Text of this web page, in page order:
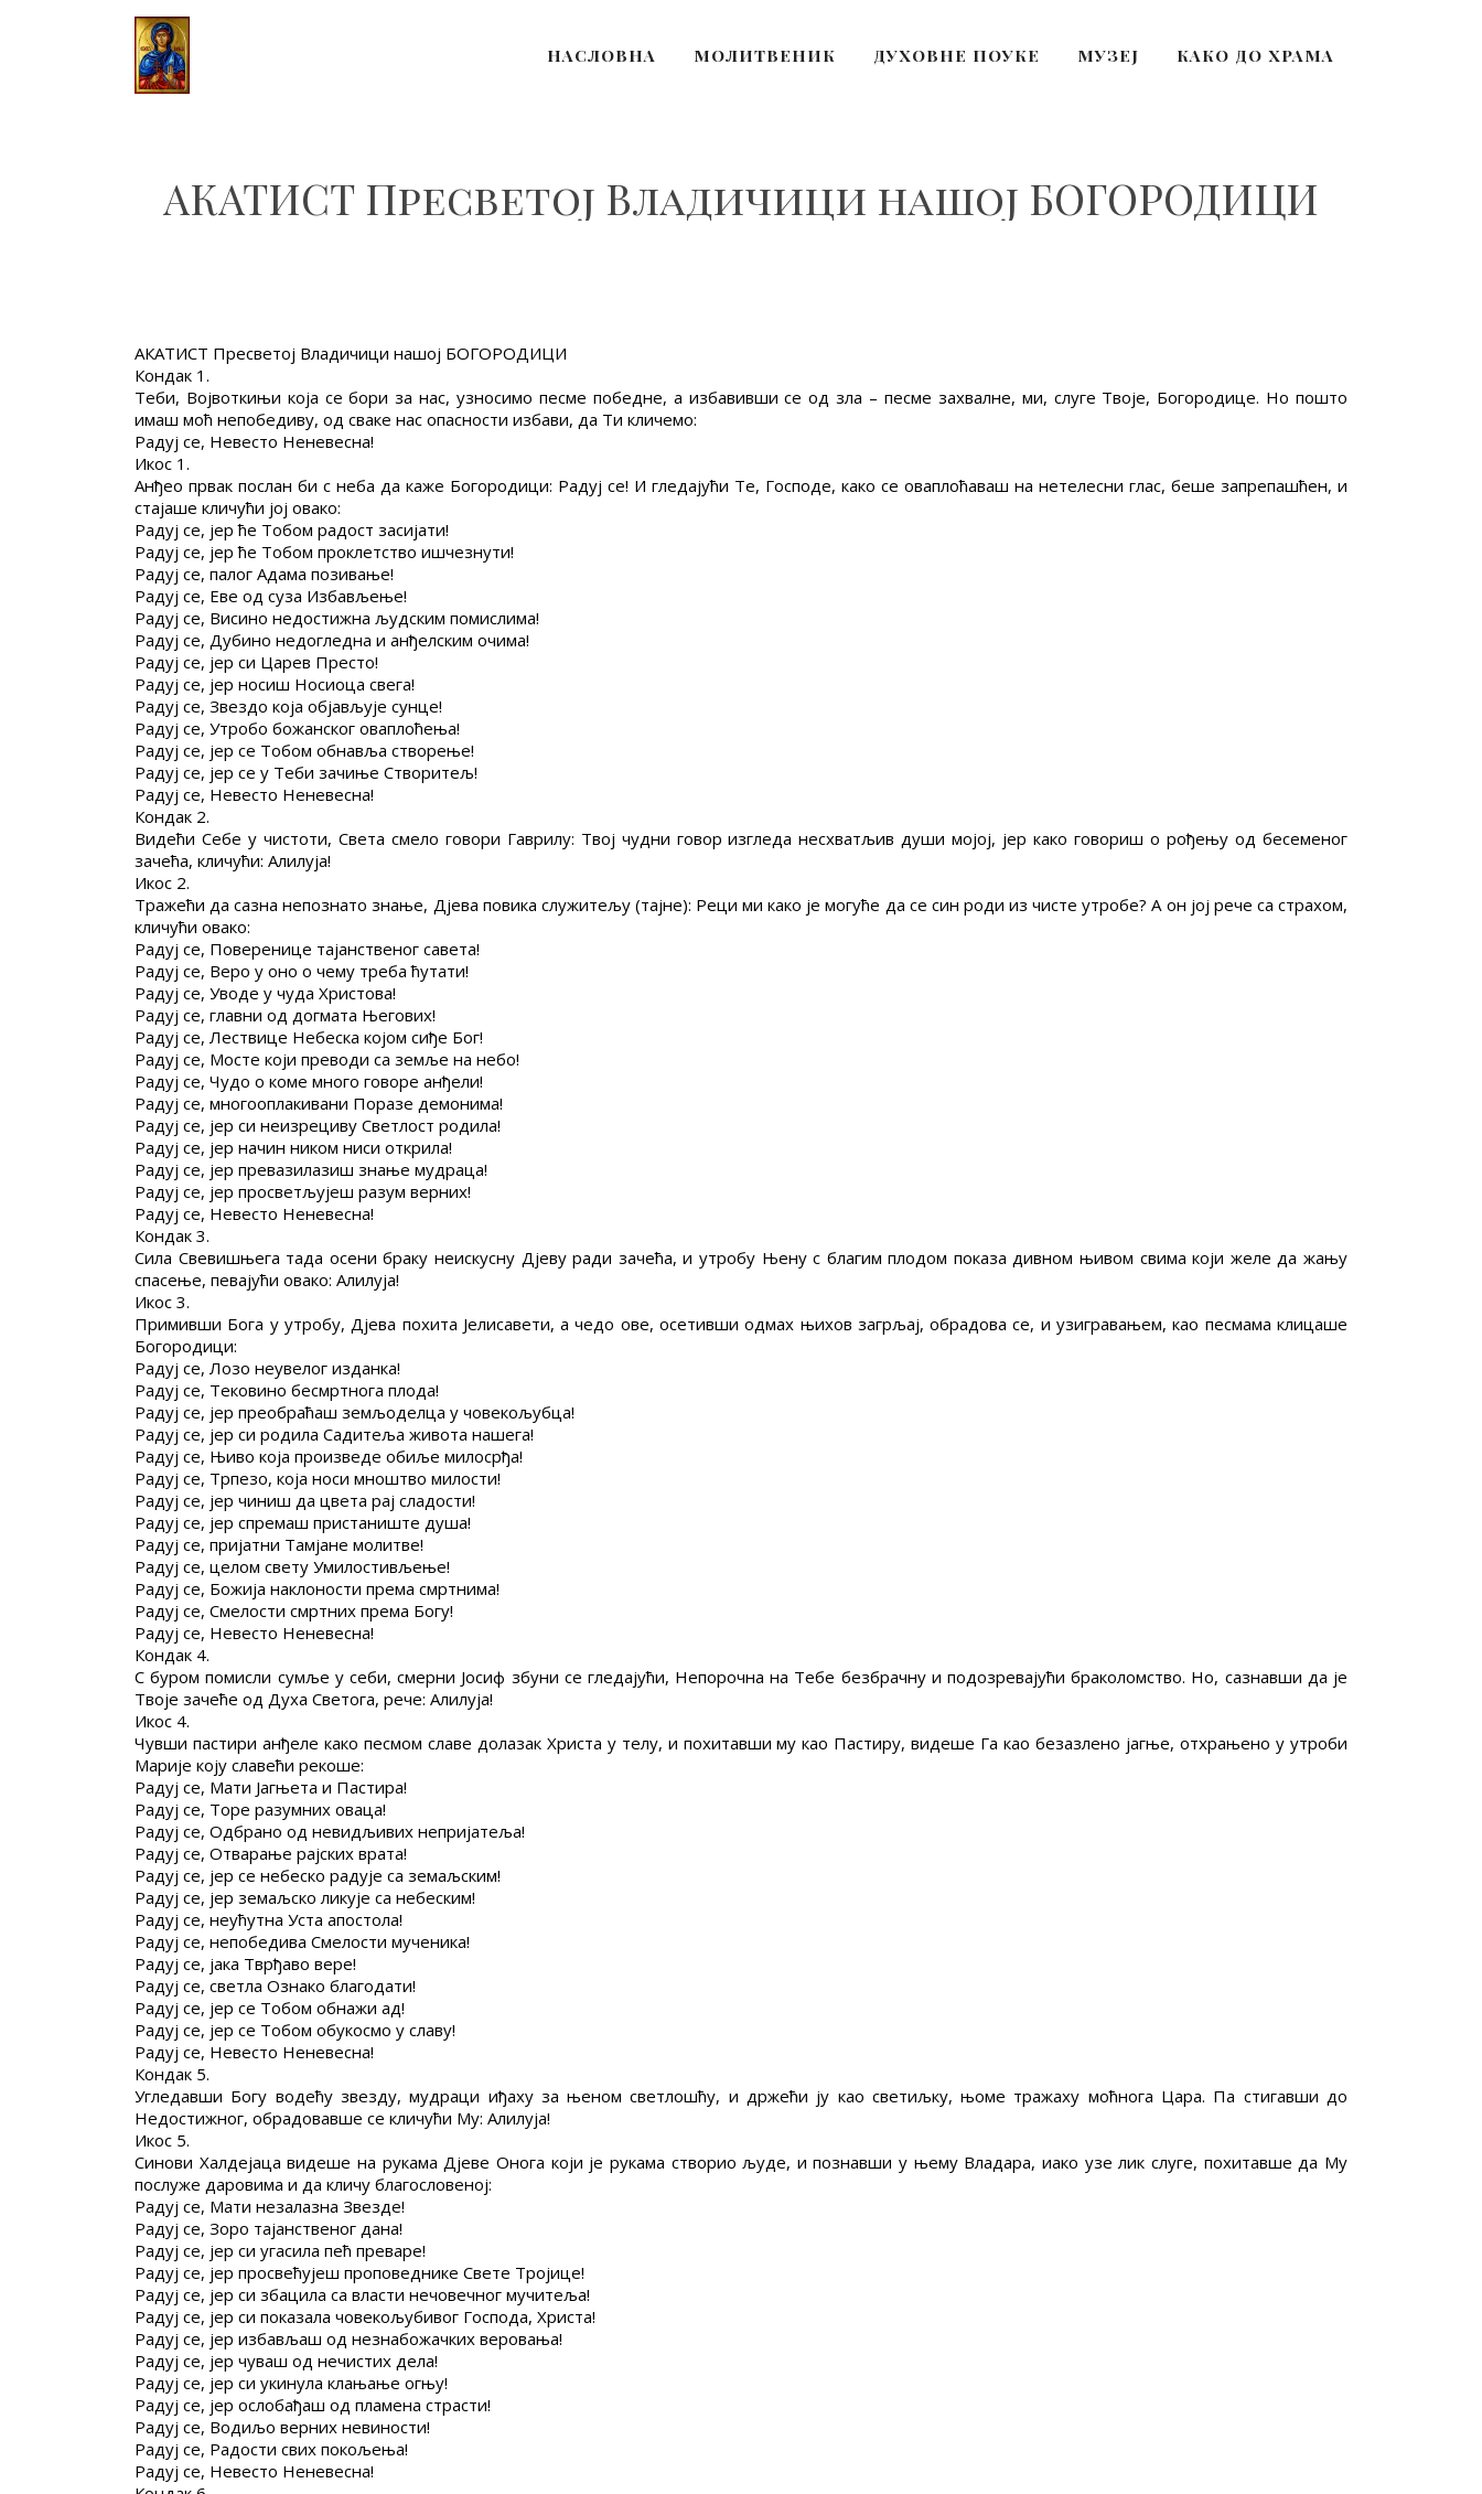
НАСЛОВНА МОЛИТВЕНИК ДУХОВНЕ ПОУКЕ МУЗЕЈ КАКО ДО ХРАМА
АКАТИСТ Пресветој Владичици нашој БОГОРОДИЦИ
АКАТИСТ Пресветој Владичици нашој БОГОРОДИЦИ
Кондак 1.
Теби, Војвоткињи која се бори за нас, узносимо песме победне, а избавивши се од зла – песме захвалне, ми, слуге Твоје, Богородице. Но пошто
имаш моћ непобедиву, од сваке нас опасности избави, да Ти кличемо:
Радуј се, Невесто Неневесна!
Икос 1.
Анђео првак послан би с неба да каже Богородици: Радуј се! И гледајући Те, Господе, како се оваплоћаваш на нетелесни глас, беше запрепашћен, и
стајаше кличући јој овако:
Радуј се, јер ће Тобом радост засијати!
Радуј се, јер ће Тобом проклетство ишчезнути!
Радуј се, палог Адама позивање!
Радуј се, Еве од суза Избављење!
Радуј се, Висино недостижна људским помислима!
Радуј се, Дубино недогледна и анђелским очима!
Радуј се, јер си Царев Престо!
Радуј се, јер носиш Носиоца свега!
Радуј се, Звездо која објављује сунце!
Радуј се, Утробо божанског оваплоћења!
Радуј се, јер се Тобом обнавља створење!
Радуј се, јер се у Теби зачиње Створитељ!
Радуј се, Невесто Неневесна!
Кондак 2.
Видећи Себе у чистоти, Света смело говори Гаврилу: Твој чудни говор изгледа несхватљив души мојој, јер како говориш о рођењу од бесеменог
зачећа, кличући: Алилуја!
Икос 2.
Тражећи да сазна непознато знање, Дјева повика служитељу (тајне): Реци ми како је могуће да се син роди из чисте утробе? А он јој рече са страхом,
кличући овако:
Радуј се, Поверенице тајанственог савета!
Радуј се, Веро у оно о чему треба ћутати!
Радуј се, Уводе у чуда Христова!
Радуј се, главни од догмата Његових!
Радуј се, Лествице Небеска којом сиђе Бог!
Радуј се, Мосте који преводи са земље на небо!
Радуј се, Чудо о коме много говоре анђели!
Радуј се, многооплакивани Поразе демонима!
Радуј се, јер си неизрециву Светлост родила!
Радуј се, јер начин ником ниси открила!
Радуј се, јер превазилазиш знање мудраца!
Радуј се, јер просветљујеш разум верних!
Радуј се, Невесто Неневесна!
Кондак 3.
Сила Свевишњега тада осени браку неискусну Дјеву ради зачећа, и утробу Њену с благим плодом показа дивном њивом свима који желе да жању
спасење, певајући овако: Алилуја!
Икос 3.
Примивши Бога у утробу, Дјева похита Јелисавети, а чедо ове, осетивши одмах њихов загрљај, обрадова се, и узигравањем, као песмама клицаше
Богородици:
Радуј се, Лозо неувелог изданка!
Радуј се, Тековино бесмртнога плода!
Радуј се, јер преобраћаш земљоделца у човекољубца!
Радуј се, јер си родила Садитеља живота нашега!
Радуј се, Њиво која произведе обиље милосрђа!
Радуј се, Трпезо, која носи мноштво милости!
Радуј се, јер чиниш да цвета рај сладости!
Радуј се, јер спремаш пристаниште душа!
Радуј се, пријатни Тамјане молитве!
Радуј се, целом свету Умилостивљење!
Радуј се, Божија наклоности према смртнима!
Радуј се, Смелости смртних према Богу!
Радуј се, Невесто Неневесна!
Кондак 4.
С буром помисли сумље у себи, смерни Јосиф збуни се гледајући, Непорочна на Тебе безбрачну и подозревајући браколомство. Но, сазнавши да је
Твоје зачеће од Духа Светога, рече: Алилуја!
Икос 4.
Чувши пастири анђеле како песмом славе долазак Христа у телу, и похитавши му као Пастиру, видеше Га као безазлено јагње, отхрањено у утроби
Марије коју славећи рекоше:
Радуј се, Мати Јагњета и Пастира!
Радуј се, Торе разумних оваца!
Радуј се, Одбрано од невидљивих непријатеља!
Радуј се, Отварање рајских врата!
Радуј се, јер се небеско радује са земаљским!
Радуј се, јер земаљско ликује са небеским!
Радуј се, неућутна Уста апостола!
Радуј се, непобедива Смелости мученика!
Радуј се, јака Тврђаво вере!
Радуј се, светла Ознако благодати!
Радуј се, јер се Тобом обнажи ад!
Радуј се, јер се Тобом обукосмо у славу!
Радуј се, Невесто Неневесна!
Кондак 5.
Угледавши Богу водећу звезду, мудраци иђаху за њеном светлошћу, и држећи ју као светиљку, њоме тражаху моћнога Цара. Па стигавши до
Недостижног, обрадовавше се кличући Му: Алилуја!
Икос 5.
Синови Халдејаца видеше на рукама Дјеве Онога који је рукама створио људе, и познавши у њему Владара, иако узе лик слуге, похитавше да Му
послуже даровима и да кличу благословеној:
Радуј се, Мати незалазна Звезде!
Радуј се, Зоро тајанственог дана!
Радуј се, јер си угасила пећ преваре!
Радуј се, јер просвећујеш проповеднике Свете Тројице!
Радуј се, јер си збацила са власти нечовечног мучитеља!
Радуј се, јер си показала човекољубивог Господа, Христа!
Радуј се, јер избављаш од незнабожачких веровања!
Радуј се, јер чуваш од нечистих дела!
Радуј се, јер си укинула клањање огњу!
Радуј се, јер ослобађаш од пламена страсти!
Радуј се, Водиљо верних невиности!
Радуј се, Радости свих покољења!
Радуј се, Невесто Неневесна!